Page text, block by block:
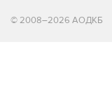
© 2008–2026 АОДКБ